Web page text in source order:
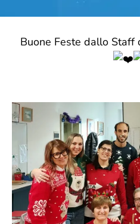
Buone Feste dallo Staff